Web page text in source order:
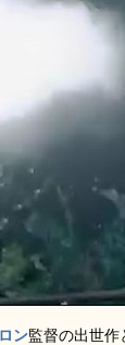
ン監督の出世作